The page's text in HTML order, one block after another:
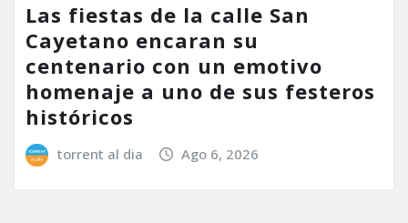
Las fiestas de la calle San
Cayetano encaran su
centenario con un emotivo
homenaje a uno de sus festeros
históricos
torrent al dia Ago 6, 2026